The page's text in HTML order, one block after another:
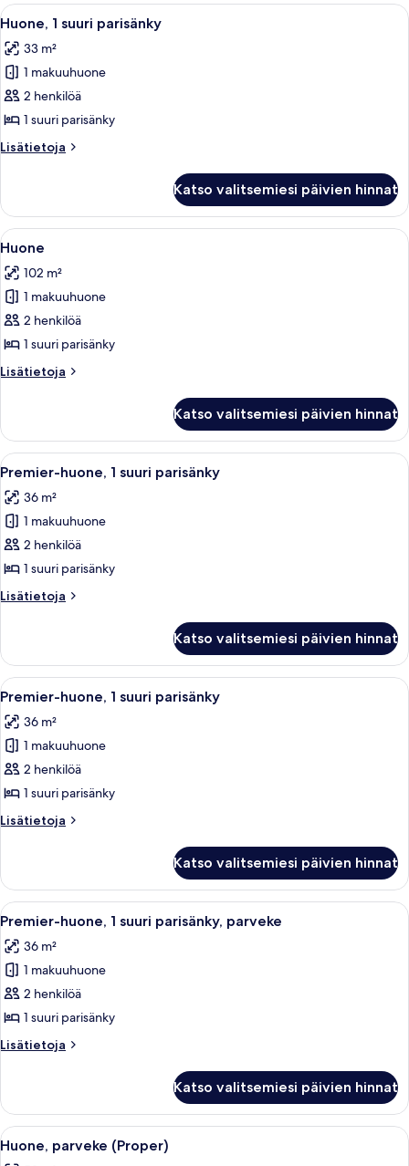
parisänkyä
Avaa
kaikki
huonetyypin
Huone,
1
suuri
parisänky
kuvat
Hotellihuone, jossa on suuri sänky,
8
Huone, 1 suuri parisänky
33 m²
1 makuuhuone
2 henkilöä
1 suuri parisänky
Lisätietoja
Lisätietoja
suuri
parisänky
Katso valitsemiesi päivien hinnat
Avaa
kaikki
huonetyypin
Huone
kuvat
Huone | Ylelliset vuodevaatteet,
13
Huone
102 m²
1 makuuhuone
2 henkilöä
1 suuri parisänky
Lisätietoja
Lisätietoja
Katso valitsemiesi päivien hinnat
Avaa
kaikki
huonetyypin
Premier-
huone,
1
suuri
parisänky
Moderni hotellihuone, jossa on
8
Premier-huone, 1 suuri parisänky
36 m²
1 makuuhuone
2 henkilöä
1 suuri parisänky
Lisätietoja
Lisätietoja
1
suuri
parisänky
Katso valitsemiesi päivien hinnat
Avaa
kaikki
huonetyypin
Premier-
huone,
1
suuri
parisänky
Moderni hotellihuone, jossa on
9
Premier-huone, 1 suuri parisänky
36 m²
1 makuuhuone
2 henkilöä
1 suuri parisänky
Lisätietoja
Lisätietoja
1
suuri
parisänky
Katso valitsemiesi päivien hinnat
Avaa
kaikki
huonetyypin
Premier-
huone,
1
suuri
parisänky,
kuvat
Moderni hotellihuone, jossa on
9
Premier-huone, 1 suuri parisänky, parveke
36 m²
1 makuuhuone
2 henkilöä
1 suuri parisänky
Lisätietoja
Lisätietoja
1
suuri
parisänky,
Katso valitsemiesi päivien hinnat
Avaa
kaikki
Moderni makuuhuone, jossa on
12
Huone, parveke (Proper)